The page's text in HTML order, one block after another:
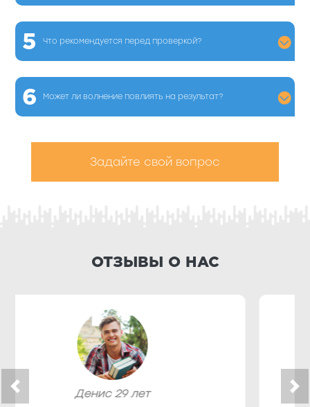
5 Что рекомендуется перед проверкой?
6 Может ли волнение повлиять на результат?
Задайте свой вопрос
ОТЗЫВЫ О НАС
Ольга 40 лет